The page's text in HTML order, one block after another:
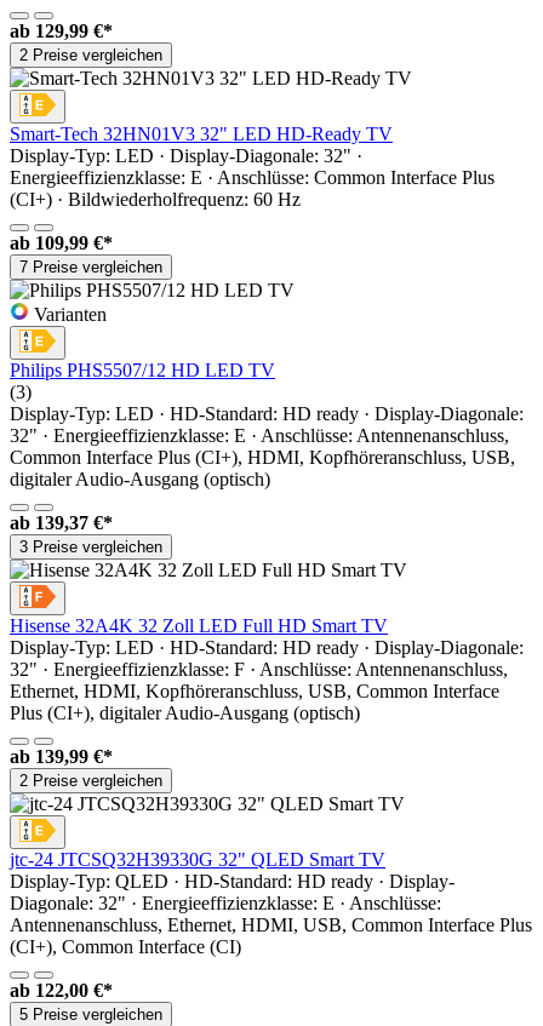
ab 129,99 €*
2 Preise vergleichen
Smart-Tech 32HN01V3 32" LED HD-Ready TV
Display-Typ: LED · Display-Diagonale: 32" ·
Energieeffizienzklasse: E · Anschlüsse: Common Interface Plus
(CI+) · Bildwiederholfrequenz: 60 Hz
ab 109,99 €*
7 Preise vergleichen
Varianten
Philips PHS5507/12 HD LED TV
(3)
Display-Typ: LED · HD-Standard: HD ready · Display-Diagonale:
32" · Energieeffizienzklasse: E · Anschlüsse: Antennenanschluss,
Common Interface Plus (CI+), HDMI, Kopfhöreranschluss, USB,
digitaler Audio-Ausgang (optisch)
ab 139,37 €*
3 Preise vergleichen
Hisense 32A4K 32 Zoll LED Full HD Smart TV
Display-Typ: LED · HD-Standard: HD ready · Display-Diagonale:
32" · Energieeffizienzklasse: F · Anschlüsse: Antennenanschluss,
Ethernet, HDMI, Kopfhöreranschluss, USB, Common Interface
Plus (CI+), digitaler Audio-Ausgang (optisch)
ab 139,99 €*
2 Preise vergleichen
jtc-24 JTCSQ32H39330G 32" QLED Smart TV
Display-Typ: QLED · HD-Standard: HD ready · Display-
Diagonale: 32" · Energieeffizienzklasse: E · Anschlüsse:
Antennenanschluss, Ethernet, HDMI, USB, Common Interface Plus
(CI+), Common Interface (CI)
ab 122,00 €*
5 Preise vergleichen